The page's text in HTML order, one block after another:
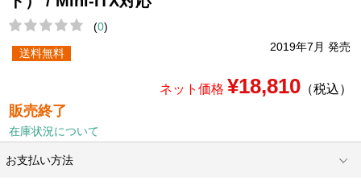
(0)
2019年7月 発売
送料無料
ネット価格 ¥18,810（税込）
販売終了
在庫状況について
お支払い方法